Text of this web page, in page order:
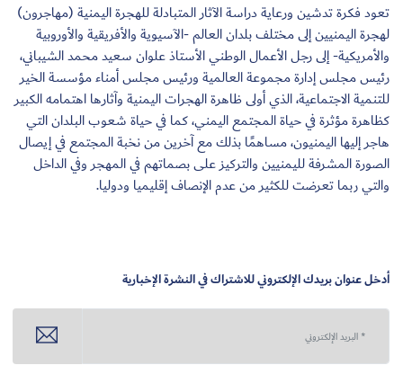
تعود فكرة تدشين ورعاية دراسة الآثار المتبادلة للهجرة اليمنية (مهاجرون)
لهجرة اليمنيين إلى مختلف بلدان العالم -الآسيوية والأفريقية والأوروبية
والأمريكية- إلى رجل الأعمال الوطني الأستاذ علوان سعيد محمد الشيباني،
رئيس مجلس إدارة مجموعة العالمية ورئيس مجلس أمناء مؤسسة الخير
للتنمية الاجتماعية، الذي أولى ظاهرة الهجرات اليمنية وآثارها اهتمامه الكبير
كظاهرة مؤثرة في حياة المجتمع اليمني، كما في حياة شعوب البلدان التي
هاجر إليها اليمنيون، مساهمًا بذلك مع آخرين من نخبة المجتمع في إيصال
الصورة المشرفة لليمنيين والتركيز على بصماتهم في المهجر وفي الداخل
والتي ربما تعرضت للكثير من عدم الإنصاف إقليميا ودوليا.
أدخل عنوان بريدك الإلكتروني للاشتراك في النشرة الإخبارية